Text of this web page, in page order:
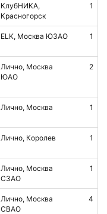
КлубНИКА,
Красногорск
1
ELK, Москва ЮЗАО 1
Лично, Москва
ЮАО
2
Лично, Москва 1
Лично, Королев 1
Лично, Москва
СЗАО
1
Лично, Москва
СВАО
4